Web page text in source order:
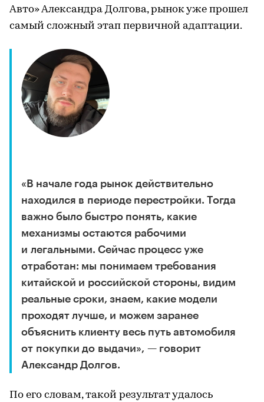
Авто» Александра Долгова, рынок уже прошел
самый сложный этап первичной адаптации.
«В начале года рынок действительно
находился в периоде перестройки. Тогда
важно было быстро понять, какие
механизмы остаются рабочими
и легальными. Сейчас процесс уже
отработан: мы понимаем требования
китайской и российской стороны, видим
реальные сроки, знаем, какие модели
проходят лучше, и можем заранее
объяснить клиенту весь путь автомобиля
от покупки до выдачи», — говорит
Александр Долгов.
По его словам, такой результат удалось